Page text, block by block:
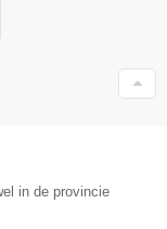
in de provincie